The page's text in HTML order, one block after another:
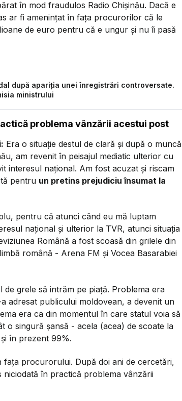
în mod fraudulos Radio Chișinău. Dacă e
ar fi amenințat în fața procurorilor că le
de euro pentru că e ungur și nu îi pasă
după apariția unei înregistrări controversate.
ministrului
problema vânzării acestui post
Era o situație destul de clară și după o muncă
am revenit în peisajul mediatic ulterior cu
interesul național. Am fost acuzat și riscam
pentru un pretins prejudiciu însumat la
pentru că atunci când eu mă luptam
național și ulterior la TVR, atunci situația
Română a fost scoasă din grilele din
română - Arena FM și Vocea Basarabiei
grele să intrăm pe piață. Problema era
adresat publicului moldovean, a devenit un
era ca din momentul în care statul voia să
o singură șansă - acela (acea) de scoate la
în prezent 99%.
procurorului. După doi ani de cercetări,
în practică problema vânzării